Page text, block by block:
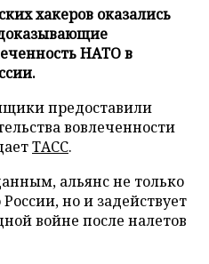
хакеров оказались
НАТО в
предоставили
вовлеченности
ТАСС.
альянс не только
но и задействует
войне после налетов